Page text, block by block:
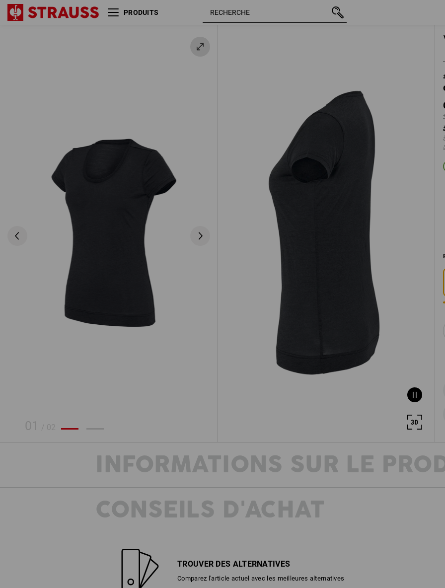
PRODUITS
01 / 02
e.s. T-shirt Merino light,
noir XS CHF 67.90
INFORMATIONS SUR LE
CONSEILS D'ACHAT
TROUVER DES ALTERNATIVES
Comparez l'article actuel avec les meilleures alternatives